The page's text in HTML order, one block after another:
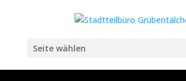
Seite wählen